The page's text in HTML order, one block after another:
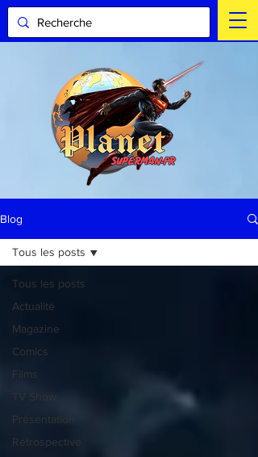
Blog
Tous les posts
Actualité
Magazine
Comics
Films
TV Show
Présentation
Rétrospective
Tous les posts